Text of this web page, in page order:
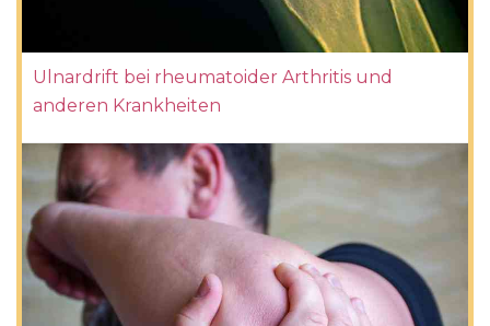
Ulnardrift bei rheumatoider Arthritis und
anderen Krankheiten